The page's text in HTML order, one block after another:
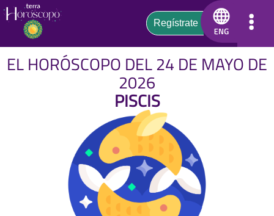
EL HORÓSCOPO DEL 24 DE MAYO DE
2026
PISCIS